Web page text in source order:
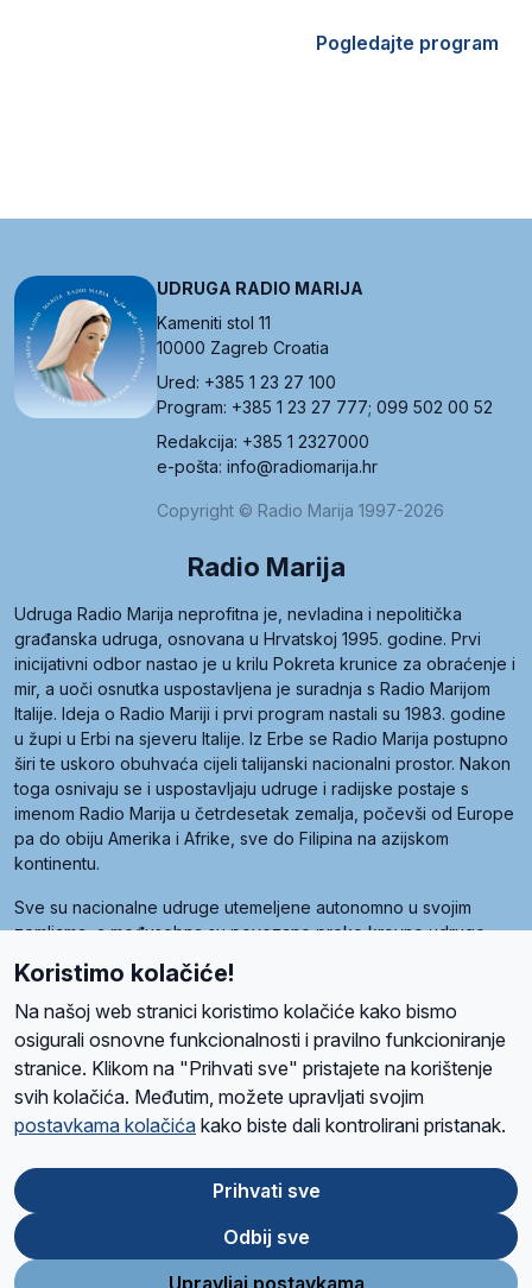
Pogledajte program
UDRUGA RADIO MARIJA
Kameniti stol 11
10000 Zagreb Croatia
Ured: +385 1 23 27 100
Program: +385 1 23 27 777; 099 502 00 52
Redakcija: +385 1 2327000
e-pošta: info@radiomarija.hr
Copyright © Radio Marija 1997-2026
Radio Marija
Udruga Radio Marija neprofitna je, nevladina i nepolitička
građanska udruga, osnovana u Hrvatskoj 1995. godine. Prvi
inicijativni odbor nastao je u krilu Pokreta krunice za obraćenje i
mir, a uoči osnutka uspostavljena je suradnja s Radio Marijom
Italije. Ideja o Radio Mariji i prvi program nastali su 1983. godine
u župi u Erbi na sjeveru Italije. Iz Erbe se Radio Marija postupno
širi te uskoro obuhvaća cijeli talijanski nacionalni prostor. Nakon
toga osnivaju se i uspostavljaju udruge i radijske postaje s
imenom Radio Marija u četrdesetak zemalja, počevši od Europe
pa do obiju Amerika i Afrike, sve do Filipina na azijskom
kontinentu.
Sve su nacionalne udruge utemeljene autonomno u svojim
zemljama, a međusobna su povezane preko krovne udruge
Radio Maria). Svjetsku obitelj utemeljilo je sedam članica, među
kojima je i hrvatska Udruga Radio Marija.
O namaRadio ProgramVolonteriPrijateljiKontaktPravila privatnosti
Ova stranica je zaštićena Google reCAPTCHA sustavom
Store
Google
Play
Koristimo kolačiće!
Na našoj web stranici koristimo kolačiće kako bismo
osigurali osnovne funkcionalnosti i pravilno funkcioniranje
stranice. Klikom na "Prihvati sve" pristajete na korištenje
svih kolačića. Međutim, možete upravljati svojim
postavkama kolačića kako biste dali kontrolirani pristanak.
Prihvati sve
Odbij sve
Upravljaj postavkama